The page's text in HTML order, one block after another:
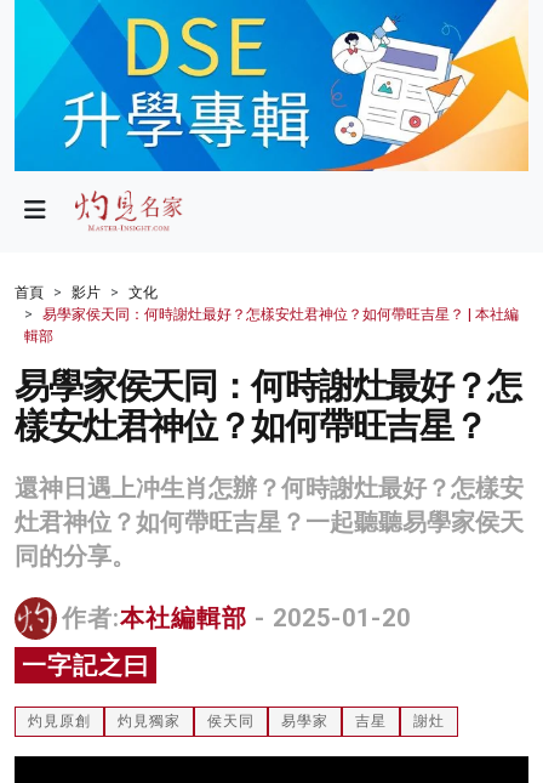
政局
財經
生活
健康
商業
科技
影片
灼見活動
關於我們
首頁 影片
文化
易學家侯天同：何時謝灶最好？怎樣安灶君神位？如何帶旺吉星？ | 本社編
輯部
易學家侯天同：何時謝灶最好？怎
樣安灶君神位？如何帶旺吉星？
還神日遇上冲生肖怎辦？何時謝灶最好？怎樣安
灶君神位？如何帶旺吉星？一起聽聽易學家侯天
同的分享。
作者:本社編輯部 - 2025-01-20
一字記之曰
灼見原創 灼見獨家 侯天同 易學家 吉星 謝灶